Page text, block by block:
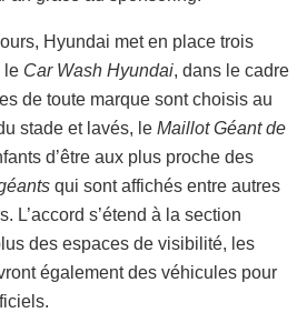
Hyundai met en place trois
le Car Wash Hyundai, dans le cadre
de toute marque sont choisis au
stade et lavés, le Maillot Géant de
d’être aux plus proche des
qui sont affichés entre autres
L’accord s’étend à la section
des espaces de visibilité, les
également des véhicules pour